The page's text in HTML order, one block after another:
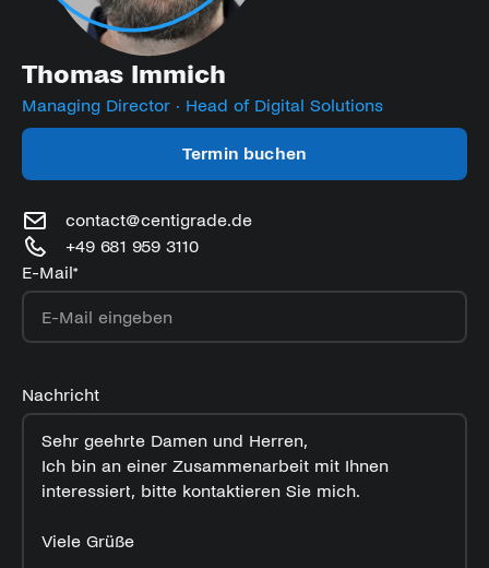
Thomas Immich
Managing Director · Head of Digital Solutions
Termin buchen
contact@centigrade.de
+49 681 959 3110
E-Mail*
Nachricht